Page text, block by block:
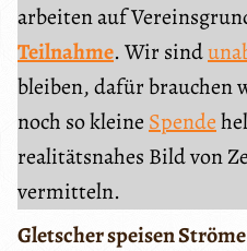
arbeiten auf
Teilnahme. Wir sind
bleiben, dafür brauchen
noch so kleine Spende
realitätsnahes Bild von
vermitteln.
Gletscher speisen Ströme